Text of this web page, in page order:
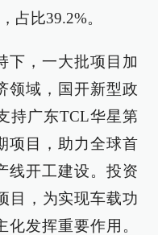
占比39.2%。
下，一大批项目加
领域，国开新型政
持广东TCL华星第
项目，助力全球首
线开工建设。投资
目，为实现车载功
发挥重要作用。